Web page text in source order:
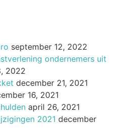
september 12, 2022
ondernemers uit
2022
december 21, 2021
16, 2021
april 26, 2021
2021 december